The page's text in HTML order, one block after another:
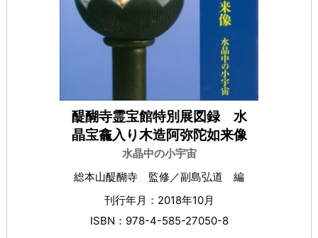
醍醐寺霊宝館特別展図録 水
晶宝龕入り木造阿弥陀如来像
水晶中の小宇宙
総本山醍醐寺 監修／副島弘道 編
刊行年月：2018年10月
ISBN：978-4-585-27050-8